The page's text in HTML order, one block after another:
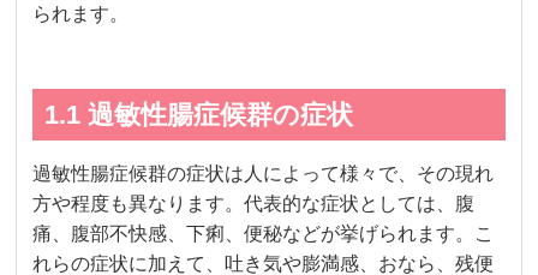
られます。
1.1 過敏性腸症候群の症状
過敏性腸症候群の症状は人によって様々で、その現れ
方や程度も異なります。代表的な症状としては、腹
痛、腹部不快感、下痢、便秘などが挙げられます。こ
れらの症状に加えて、吐き気や膨満感、おなら、残便